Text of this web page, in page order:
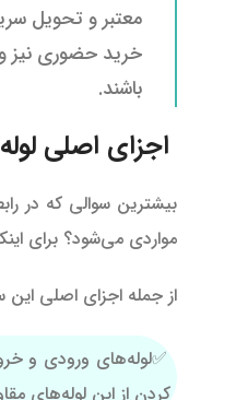
معتبر و تحویل
خرید حضوری نیز
باشند.
اجزای اصلی
بیشترین سوالی که در
مواردی می‌شود؟ برای
از جمله اجزای اصلی این
لوله‌های ورودی و
کردن از این لوله‌های